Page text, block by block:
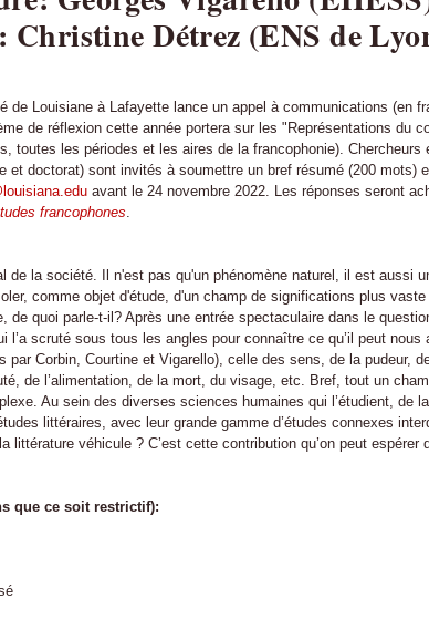
Christine Détrez (ENS de
de Louisiane à Lafayette lance un appel à communications (en
de réflexion cette année portera sur les "Représentations du
toutes les périodes et les aires de la francophonie). Chercheurs
doctorat) sont invités à soumettre un bref résumé (200 mots)
avant le 24 novembre 2022. Les réponses seront
francophones
la société. Il n'est pas qu'un phénomène naturel, il est aussi
comme objet d'étude, d'un champ de significations plus
quoi parle-t-il? Après une entrée spectaculaire dans le
scruté sous tous les angles pour connaître ce qu’il peut nous
Corbin, Courtine et Vigarello), celle des sens, de la pudeur,
de l’alimentation, de la mort, du visage, etc. Bref, tout un
Au sein des diverses sciences humaines qui l’étudient, de
littéraires, avec leur grande gamme d’études connexes
véhicule ? C’est cette contribution qu’on peut espérer
que ce soit restrictif):